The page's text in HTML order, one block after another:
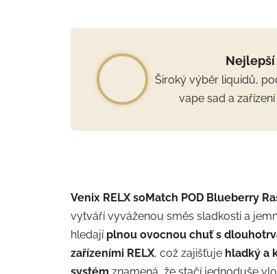
Široký výběr liquidů,
vape sad a
Venix RELX soMatch POD Blueberry
vytváří vyváženou směs sladkosti a
hledají plnou ovocnou chuť s
zařízeními RELX, což zajišťuje hladký a